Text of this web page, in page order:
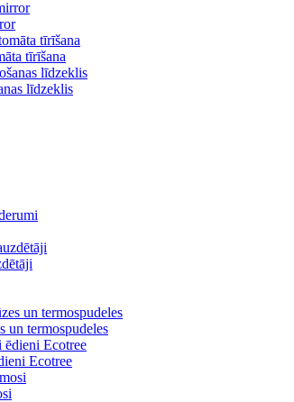
tīrīšana
līdzeklis
un termospudeles
Ecotree